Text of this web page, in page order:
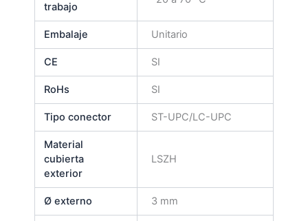
trabajo
Embalaje Unitario
CE SI
RoHs SI
Tipo conector ST-UPC/LC-UPC
Material
cubierta
exterior
LSZH
Ø externo 3 mm